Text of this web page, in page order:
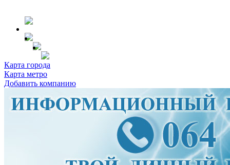
Карта города
Карта метро
Добавить компанию